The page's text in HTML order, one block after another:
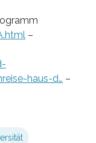
–
haus-d… –